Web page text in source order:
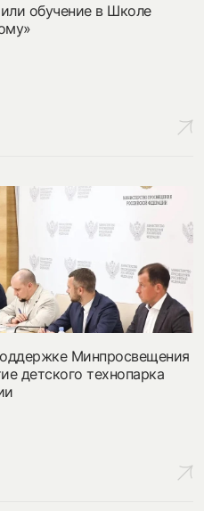
обучение в Школе
Минпросвещения
детского технопарка